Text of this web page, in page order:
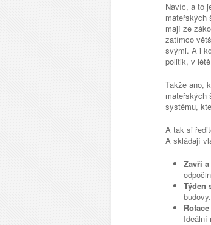
Navíc, a to
mateřských
mají ze
zatímco
svými. A i
politik, v
Takže ano,
mateřských
systému,
A tak si
A skládají
Zavři
Týden
Ideální